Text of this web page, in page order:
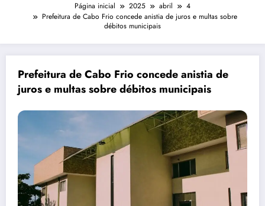
Página inicial 2025 abril
4
Prefeitura de Cabo Frio concede anistia de juros e multas sobre
débitos municipais
Prefeitura de Cabo Frio concede anistia de
juros e multas sobre débitos municipais